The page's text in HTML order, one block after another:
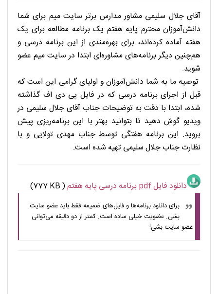
. . . . . . . . . . . . .
آقای جلال سلیمی مشاور مدارس برتر سایت میم برای شما
دانش‌آموزان محترم پایه هفتم یک برنامه مطالعه برای یک
هفته آماده کرده‌اند، برای بهره‌مندی از این برنامه درسی و
هم‌چنین دیگر برنامه‌های مشاوره‌ای ابتدا در سایت میم عضو
شوید.
توصیه ما به شما دانش‌آموزان و اولیای گرامی این است که
قبل از اجرای برنامه درسی که در فایل پی دی اف گذاشته
شده، ابتدا با دقت به توضیحات جناب آقای جلال سلیمی در
ویدیو گوش دهید تا بتوانید بهتر با این برنامه‌ریزی پیش
بروید. این برنامه هفتگی توسط جناب مهدی تولایی و با
نظارت جناب جلال سلیمی تهیه شده است.
دانلود فایل pdf برنامه درسی پایه هفتم (777 KB )
برای دانلود برنامه‌ها و فایل‌های ضمیمه فقط باید عضو سایت
بشی. عضویت خیلی ساده است. کمتر از دو دقیقه می‌توانی
عضو سایت بشی!